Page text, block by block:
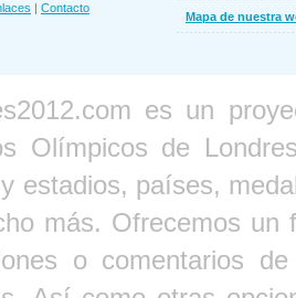
| Contacto
Mapa de nuestra
es un
Olímpicos de
estadios, países,
más. Ofrecemos un
o comentarios